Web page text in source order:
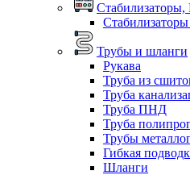
Трубы и шланги
Рукава
Труба из
Труба
Труба ПНД
Труба
Трубы
Гибкая
Шланги